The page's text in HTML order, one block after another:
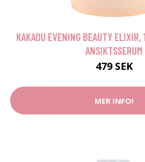
KAKADU EVENING BEAUTY ELIXIR,
ANSIKTSSERUM
479 SEK
MER INFO!